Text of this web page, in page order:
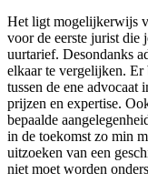
Het ligt mogelijkerwijs
voor de eerste jurist die
uurtarief. Desondanks
elkaar te vergelijken.
tussen de ene advocaat
prijzen en expertise.
bepaalde
in de toekomst zo min
uitzoeken van een
niet moet worden